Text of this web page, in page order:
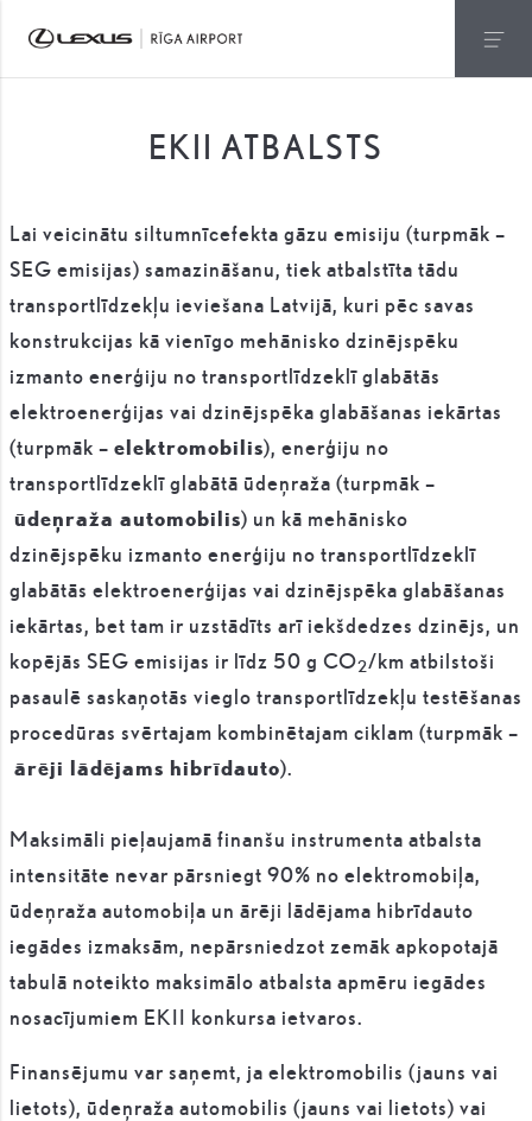
EKII ATBALSTS
Lai veicinātu siltumnīcefekta gāzu emisiju (turpmāk –
SEG emisijas) samazināšanu, tiek atbalstīta tādu
transportlīdzekļu ieviešana Latvijā, kuri pēc savas
konstrukcijas kā vienīgo mehānisko dzinējspēku
izmanto enerģiju no transportlīdzeklī glabātās
elektroenerģijas vai dzinējspēka glabāšanas iekārtas
(turpmāk – elektromobilis), enerģiju no
transportlīdzeklī glabātā ūdeņraža (turpmāk –
ūdeņraža automobilis) un kā mehānisko
dzinējspēku izmanto enerģiju no transportlīdzeklī
glabātās elektroenerģijas vai dzinējspēka glabāšanas
iekārtas, bet tam ir uzstādīts arī iekšdedzes dzinējs, un
kopējās SEG emisijas ir līdz 50 g CO2/km atbilstoši
pasaulē saskaņotās vieglo transportlīdzekļu testēšanas
procedūras svērtajam kombinētajam ciklam (turpmāk –
ārēji lādējams hibrīdauto).
Maksimāli pieļaujamā finanšu instrumenta atbalsta
intensitāte nevar pārsniegt 90% no elektromobiļa,
ūdeņraža automobiļa un ārēji lādējama hibrīdauto
iegādes izmaksām, nepārsniedzot zemāk apkopotajā
tabulā noteikto maksimālo atbalsta apmēru iegādes
nosacījumiem EKII konkursa ietvaros.
Finansējumu var saņemt, ja elektromobilis (jauns vai
lietots), ūdeņraža automobilis (jauns vai lietots) vai